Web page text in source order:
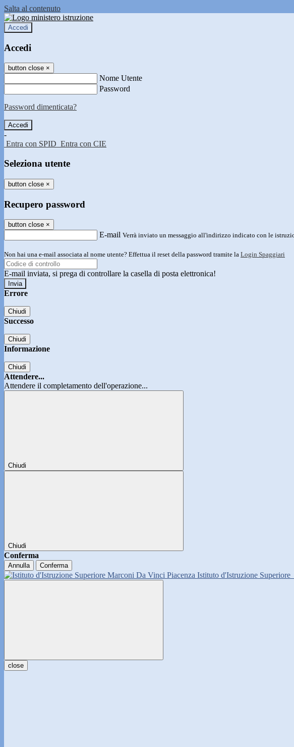
Salta al contenuto
Accedi
Accedi
button close ×
Nome Utente
Password
Password dimenticata?
-
Entra con SPID Entra con CIE
Seleziona utente
button close ×
Recupero password
button close ×
E-mail Verrà inviato un messaggio all'indirizzo indicato con le
Non hai una e-mail associata al nome utente? Effettua il reset della password tramite la Login Spaggiari
E-mail inviata, si prega di controllare la casella di posta elettronica!
Errore
Chiudi
Successo
Chiudi
Informazione
Chiudi
Attendere...
Attendere il completamento dell'operazione...
Chiudi
Chiudi
Conferma
Annulla Conferma
Istituto d'Istruzione Superiore
close